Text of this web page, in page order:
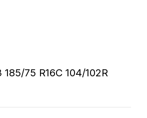
75 R16C 104/102R